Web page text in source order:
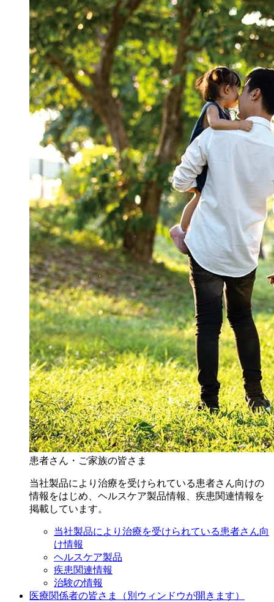
患者さん・ご家族の皆さま
当社製品により治療を受けられている患者さん向けの
情報をはじめ、ヘルスケア製品情報、疾患関連情報を
掲載しています。
当社製品により治療を受けられている患者さん向
け情報
ヘルスケア製品
疾患関連情報
治験の情報
医療関係者の皆さま
（別ウィンドウが開きます）